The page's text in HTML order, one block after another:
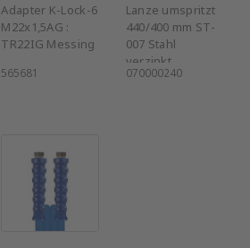
Adapter K-Lock-6
M22x1,5AG :
TR22IG Messing
565681
Lanze umspritzt
440/400 mm ST-
007 Stahl
verzinkt
070000240